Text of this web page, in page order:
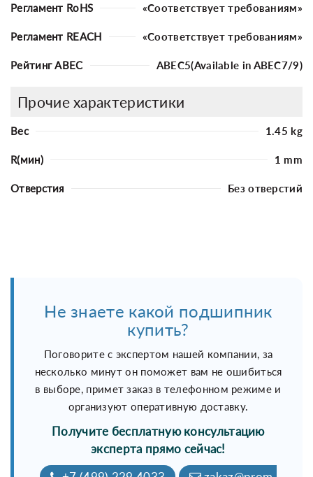
Регламент RoHS «Соответствует требованиям»
Регламент REACH «Соответствует требованиям»
Рейтинг ABEC ABEC5(Available in ABEC7/9)
Прочие характеристики
Вес 1.45 kg
R(мин) 1 mm
Отверстия Без отверстий
Не знаете какой подшипник
купить?
Поговорите с экспертом нашей компании, за
несколько минут он поможет вам не ошибиться
в выборе, примет заказ в телефонном режиме и
организуют оперативную доставку.
Получите бесплатную консультацию
эксперта прямо сейчас!